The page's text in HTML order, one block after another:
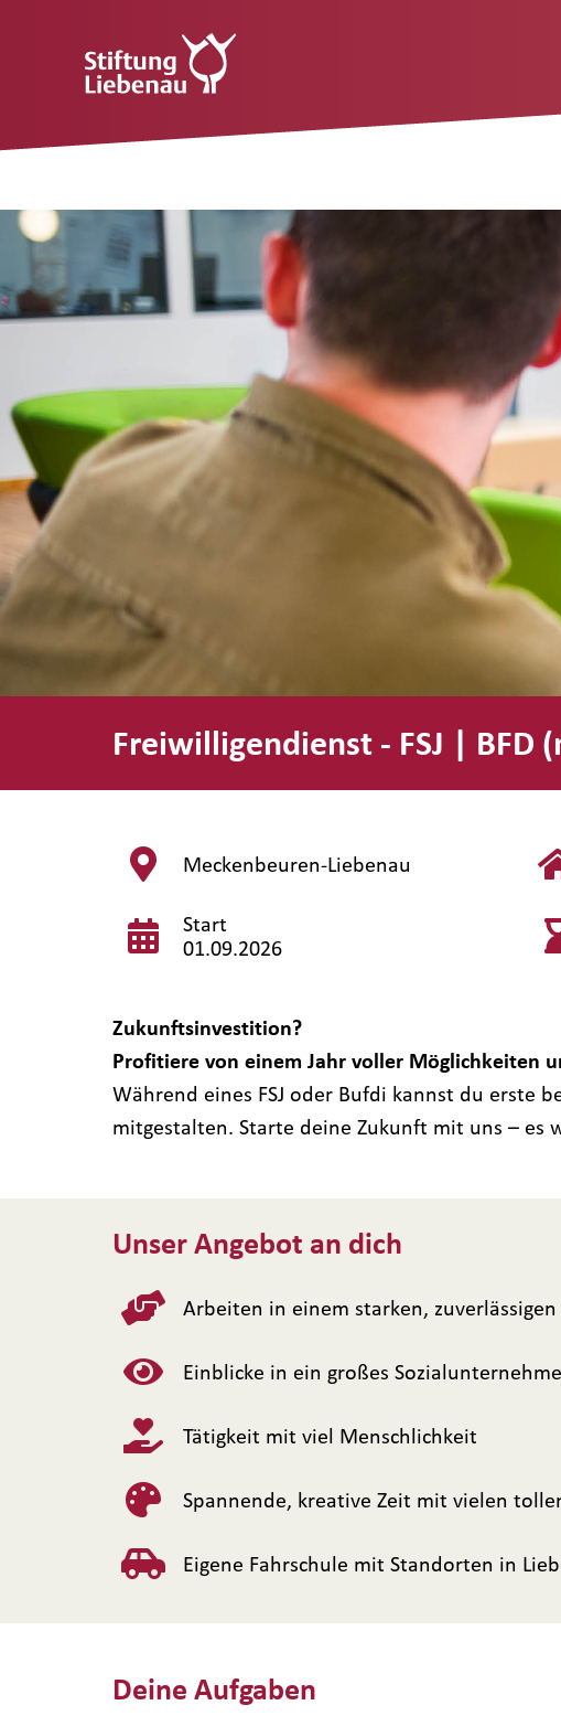
Freiwilligendienst - FSJ | BFD
Meckenbeuren-Liebenau
Start
01.09.2026
Zukunftsinvestition?
Profitiere von einem Jahr voller Möglichkeiten
Während eines FSJ oder Bufdi kannst du erste
mitgestalten. Starte deine Zukunft mit uns – es
Deine Aufgaben
Unser Angebot an dich
Arbeiten in einem starken,
Einblicke in ein großes
Tätigkeit mit viel Menschlichkeit
Spannende, kreative Zeit mit vielen
Eigene Fahrschule mit Standorten in